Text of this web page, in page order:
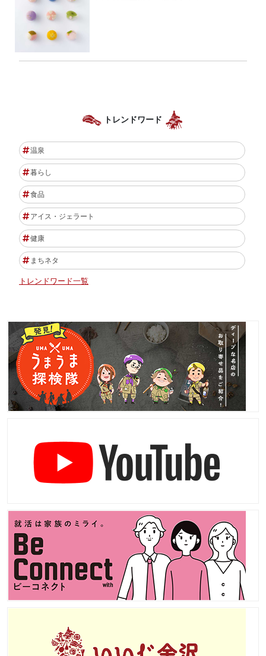
トレンドワード
温泉
暮らし
食品
アイス・ジェラート
健康
まちネタ
トレンドワード一覧